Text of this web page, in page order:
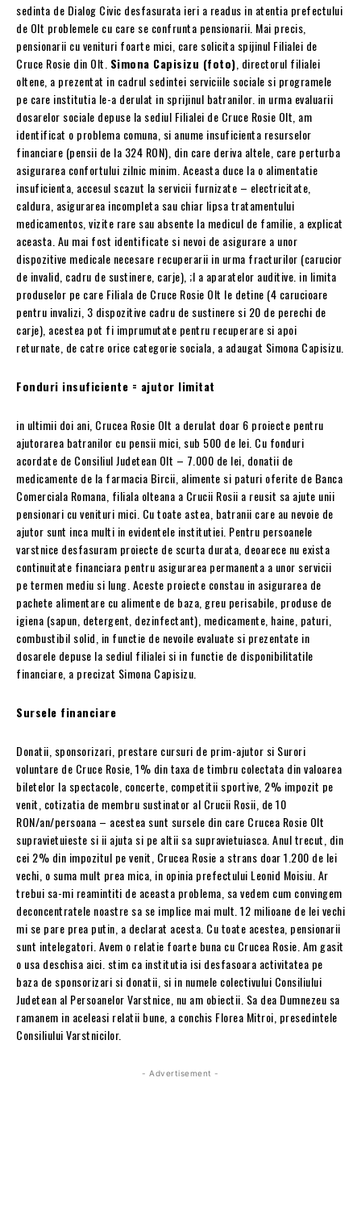
sedinta de Dialog Civic desfasurata ieri a readus in atentia prefectului
de Olt problemele cu care se confrunta pensionarii. Mai precis,
pensionarii cu venituri foarte mici, care solicita spijinul Filialei de
Cruce Rosie din Olt. Simona Capisizu (foto) , directorul filialei
oltene, a prezentat in cadrul sedintei serviciile sociale si programele
pe care institutia le-a derulat in sprijinul batranilor. in urma evaluarii
dosarelor sociale depuse la sediul Filialei de Cruce Rosie Olt, am
identificat o problema comuna, si anume insuficienta resurselor
financiare (pensii de la 324 RON), din care deriva altele, care perturba
asigurarea confortului zilnic minim. Aceasta duce la o alimentatie
insuficienta, accesul scazut la servicii furnizate – electricitate,
caldura, asigurarea incompleta sau chiar lipsa tratamentului
medicamentos, vizite rare sau absente la medicul de familie, a explicat
aceasta. Au mai fost identificate si nevoi de asigurare a unor
dispozitive medicale necesare recuperarii in urma fracturilor (carucior
de invalid, cadru de sustinere, carje), ;I a aparatelor auditive. in limita
produselor pe care Filiala de Cruce Rosie Olt le detine (4 carucioare
pentru invalizi, 3 dispozitive cadru de sustinere si 20 de perechi de
carje), acestea pot fi imprumutate pentru recuperare si apoi
returnate, de catre orice categorie sociala, a adaugat Simona Capisizu.
Fonduri insuficiente = ajutor limitat
in ultimii doi ani, Crucea Rosie Olt a derulat doar 6 proiecte pentru
ajutorarea batranilor cu pensii mici, sub 500 de lei. Cu fonduri
acordate de Consiliul Judetean Olt – 7.000 de lei, donatii de
medicamente de la farmacia Bircii, alimente si paturi oferite de Banca
Comerciala Romana, filiala olteana a Crucii Rosii a reusit sa ajute unii
pensionari cu venituri mici. Cu toate astea, batranii care au nevoie de
ajutor sunt inca multi in evidentele institutiei. Pentru persoanele
varstnice desfasuram proiecte de scurta durata, deoarece nu exista
continuitate financiara pentru asigurarea permanenta a unor servicii
pe termen mediu si lung. Aceste proiecte constau in asigurarea de
pachete alimentare cu alimente de baza, greu perisabile, produse de
igiena (sapun, detergent, dezinfectant), medicamente, haine, paturi,
combustibil solid, in functie de nevoile evaluate si prezentate in
dosarele depuse la sediul filialei si in functie de disponibilitatile
financiare, a precizat Simona Capisizu.
Sursele financiare
Donatii, sponsorizari, prestare cursuri de prim-ajutor si Surori
voluntare de Cruce Rosie, 1% din taxa de timbru colectata din valoarea
biletelor la spectacole, concerte, competitii sportive, 2% impozit pe
venit, cotizatia de membru sustinator al Crucii Rosii, de 10
RON/an/persoana – acestea sunt sursele din care Crucea Rosie Olt
supravietuieste si ii ajuta si pe altii sa supravietuiasca. Anul trecut, din
cei 2% din impozitul pe venit, Crucea Rosie a strans doar 1.200 de lei
vechi, o suma mult prea mica, in opinia prefectului Leonid Moisiu. Ar
trebui sa-mi reamintiti de aceasta problema, sa vedem cum convingem
deconcentratele noastre sa se implice mai mult. 12 milioane de lei vechi
mi se pare prea putin, a declarat acesta. Cu toate acestea, pensionarii
sunt intelegatori. Avem o relatie foarte buna cu Crucea Rosie. Am gasit
o usa deschisa aici. stim ca institutia isi desfasoara activitatea pe
baza de sponsorizari si donatii, si in numele colectivului Consiliului
Judetean al Persoanelor Varstnice, nu am obiectii. Sa dea Dumnezeu sa
ramanem in aceleasi relatii bune, a conchis Florea Mitroi, presedintele
Consiliului Varstnicilor.
- Advertisement -